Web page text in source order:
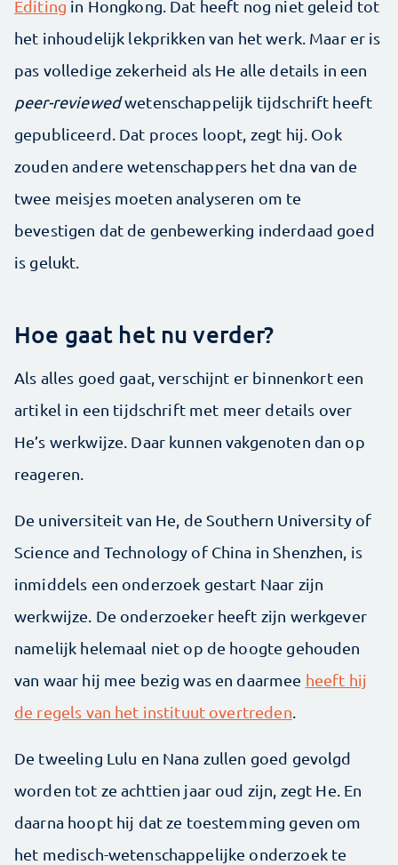
Editing in Hongkong. Dat heeft nog niet geleid tot
het inhoudelijk lekprikken van het werk. Maar er is
pas volledige zekerheid als He alle details in een
peer-reviewedwetenschappelijk tijdschrift heeft
gepubliceerd. Dat proces loopt, zegt hij. Ook
zouden andere wetenschappers het dna van de
twee meisjes moeten analyseren om te
bevestigen dat de genbewerking inderdaad goed
is gelukt.
Hoe gaat het nu verder?
Als alles goed gaat, verschijnt er binnenkort een
artikel in een tijdschrift met meer details over
He’s werkwijze. Daar kunnen vakgenoten dan op
reageren.
De universiteit van He, de Southern University of
Science and Technology of China in Shenzhen, is
inmiddels een onderzoek gestart Naar zijn
werkwijze. De onderzoeker heeft zijn werkgever
namelijk helemaal niet op de hoogte gehouden
van waar hij mee bezig was en daarmee heeft hij
de regels van het instituut overtreden
De tweeling Lulu en Nana zullen goed gevolgd
worden tot ze achttien jaar oud zijn, zegt He. En
daarna hoopt hij dat ze toestemming geven om
het medisch-wetenschappelijke onderzoek te